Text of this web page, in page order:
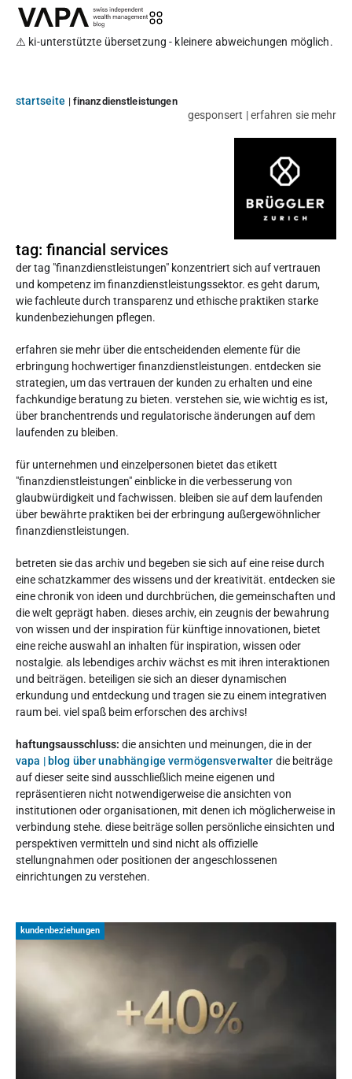
⚠️ ki-unterstützte übersetzung - kleinere abweichungen möglich.
startseite | finanzdienstleistungen
gesponsert | erfahren sie mehr
tag: financial services
der tag "finanzdienstleistungen" konzentriert sich auf vertrauen
und kompetenz im finanzdienstleistungssektor. es geht darum,
wie fachleute durch transparenz und ethische praktiken starke
kundenbeziehungen pflegen.
erfahren sie mehr über die entscheidenden elemente für die
erbringung hochwertiger finanzdienstleistungen. entdecken sie
strategien, um das vertrauen der kunden zu erhalten und eine
fachkundige beratung zu bieten. verstehen sie, wie wichtig es ist,
über branchentrends und regulatorische änderungen auf dem
laufenden zu bleiben.
für unternehmen und einzelpersonen bietet das etikett
"finanzdienstleistungen" einblicke in die verbesserung von
glaubwürdigkeit und fachwissen. bleiben sie auf dem laufenden
über bewährte praktiken bei der erbringung außergewöhnlicher
finanzdienstleistungen.
betreten sie das archiv und begeben sie sich auf eine reise durch
eine schatzkammer des wissens und der kreativität. entdecken sie
eine chronik von ideen und durchbrüchen, die gemeinschaften und
die welt geprägt haben. dieses archiv, ein zeugnis der bewahrung
von wissen und der inspiration für künftige innovationen, bietet
eine reiche auswahl an inhalten für inspiration, wissen oder
nostalgie. als lebendiges archiv wächst es mit ihren interaktionen
und beiträgen. beteiligen sie sich an dieser dynamischen
erkundung und entdeckung und tragen sie zu einem integrativen
raum bei. viel spaß beim erforschen des archivs!
haftungsausschluss: die ansichten und meinungen, die in der
vapa | blog über unabhängige vermögensverwalter die beiträge
auf dieser seite sind ausschließlich meine eigenen und
repräsentieren nicht notwendigerweise die ansichten von
institutionen oder organisationen, mit denen ich möglicherweise in
verbindung stehe. diese beiträge sollen persönliche einsichten und
perspektiven vermitteln und sind nicht als offizielle
stellungnahmen oder positionen der angeschlossenen
einrichtungen zu verstehen.
kundenbeziehungen